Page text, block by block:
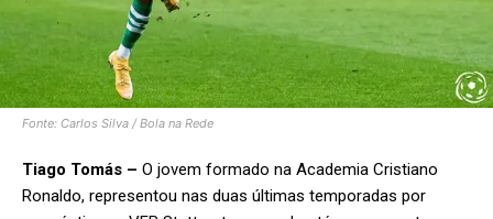
Fonte: Carlos Silva / Bola na Rede
Tiago Tomás – O jovem formado na Academia Cristiano
Ronaldo, representou nas duas últimas temporadas por